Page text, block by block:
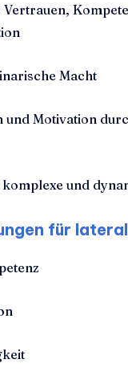
Vertrauen,
Macht
und Motivation
und
für